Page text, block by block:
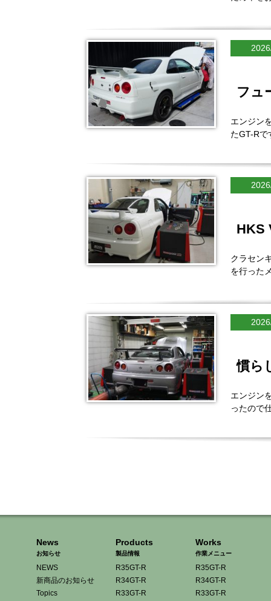
フュ
エンジン
たGT-R
HKS
クラセン
を行った
慣ら
エンジン
ったので
News
お知らせ
NEWS
新商品のお知らせ
Topics
Products
製品情報
R35GT-R
R34GT-R
R33GT-R
Works
作業メニュー
R35GT-R
R34GT-R
R33GT-R